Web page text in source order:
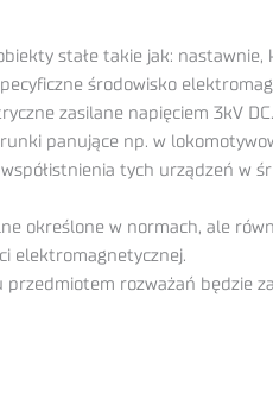
stałe takie jak: nastawnie,
środowisko
zasilane napięciem 3kV
panujące np. w
tych urządzeń w
określone w normach, ale
elektromagnetycznej.
rozważań będzie